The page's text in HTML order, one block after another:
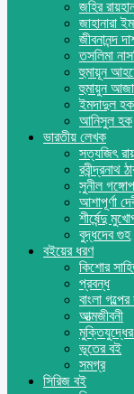
জহির
জাহানারা
জীবনানন্দ
তসলিমা
হুমায়ূন
হুমায়ুন
ইমদাদুল
আনিসুল হক
ভারতীয় লেখক
সত্যজিৎ
রবীন্দ্রনাথ
সুনীল
আশাপূর্ণা
শীর্ষেন্দু
বুদ্ধদেব গুহ
বইয়ের ধরণ
কিশোর
প্রবন্ধ
বাংলা
আত্মজীবনী
ভূতের বই
সমগ্র
সিরিজ বই